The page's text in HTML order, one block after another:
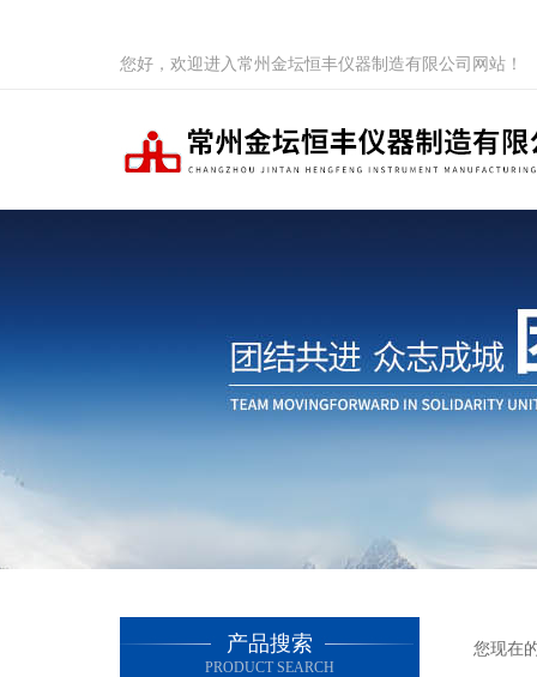
您好，欢迎进入常州金坛恒丰仪器制造有限公司网站！
产品搜索
PRODUCT SEARCH
您现在